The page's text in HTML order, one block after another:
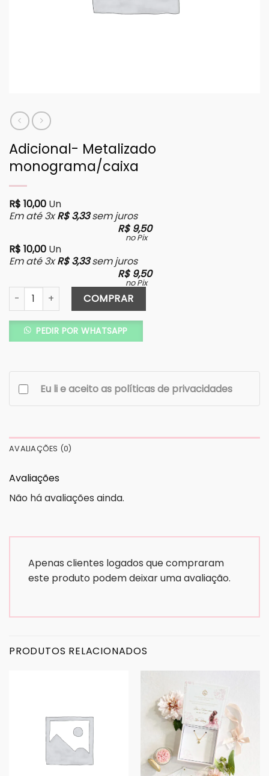
Adicional- Metalizado
monograma/caixa
R$ 10,00 Un
Em até 3xR$3,33sem juros
R$9,50
no Pix
R$ 10,00 Un
Em até 3xR$3,33sem juros
R$9,50
no Pix
Adicional- Metalizado monograma/caixa quantidade
COMPRAR
PEDIR POR WHATSAPP
Eu li e aceito as políticas de privacidades
AVALIAÇÕES (0)
Avaliações
Não há avaliações ainda.
Apenas clientes logados que compraram
este produto podem deixar uma avaliação.
PRODUTOS RELACIONADOS